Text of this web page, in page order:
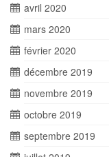
avril 2020
mars 2020
février 2020
décembre 2019
novembre 2019
octobre 2019
septembre 2019